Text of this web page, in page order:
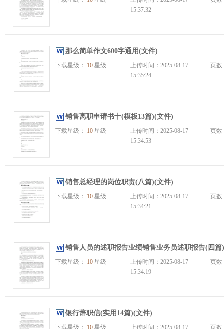
15:37:32
那么简单作文600字通用(文件)
下载星级： 10 星级
上传时间：2025-08-17
15:35:24
页
销售离职申请书十(模板13篇)(文件)
下载星级： 10 星级
上传时间：2025-08-17
15:34:53
页
销售总经理的岗位职责(八篇)(文件)
下载星级： 10 星级
上传时间：2025-08-17
15:34:21
页
销售人员的述职报告业绩销售业务员述职报告(四篇
下载星级： 10 星级
上传时间：2025-08-17
15:34:19
页
银行辞职信(实用14篇)(文件)
下载星级： 10 星级
上传时间：2025-08-17
页